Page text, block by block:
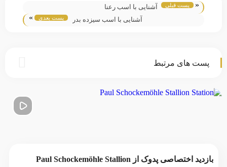
« پست قبلی
آشنایی با اسب رعنا
آشنایی با اسب سیزده بدر
پست بعدی »
پست های مرتبط
بازدید اختصاصی پدوک از Paul Schockemöhle Stallion